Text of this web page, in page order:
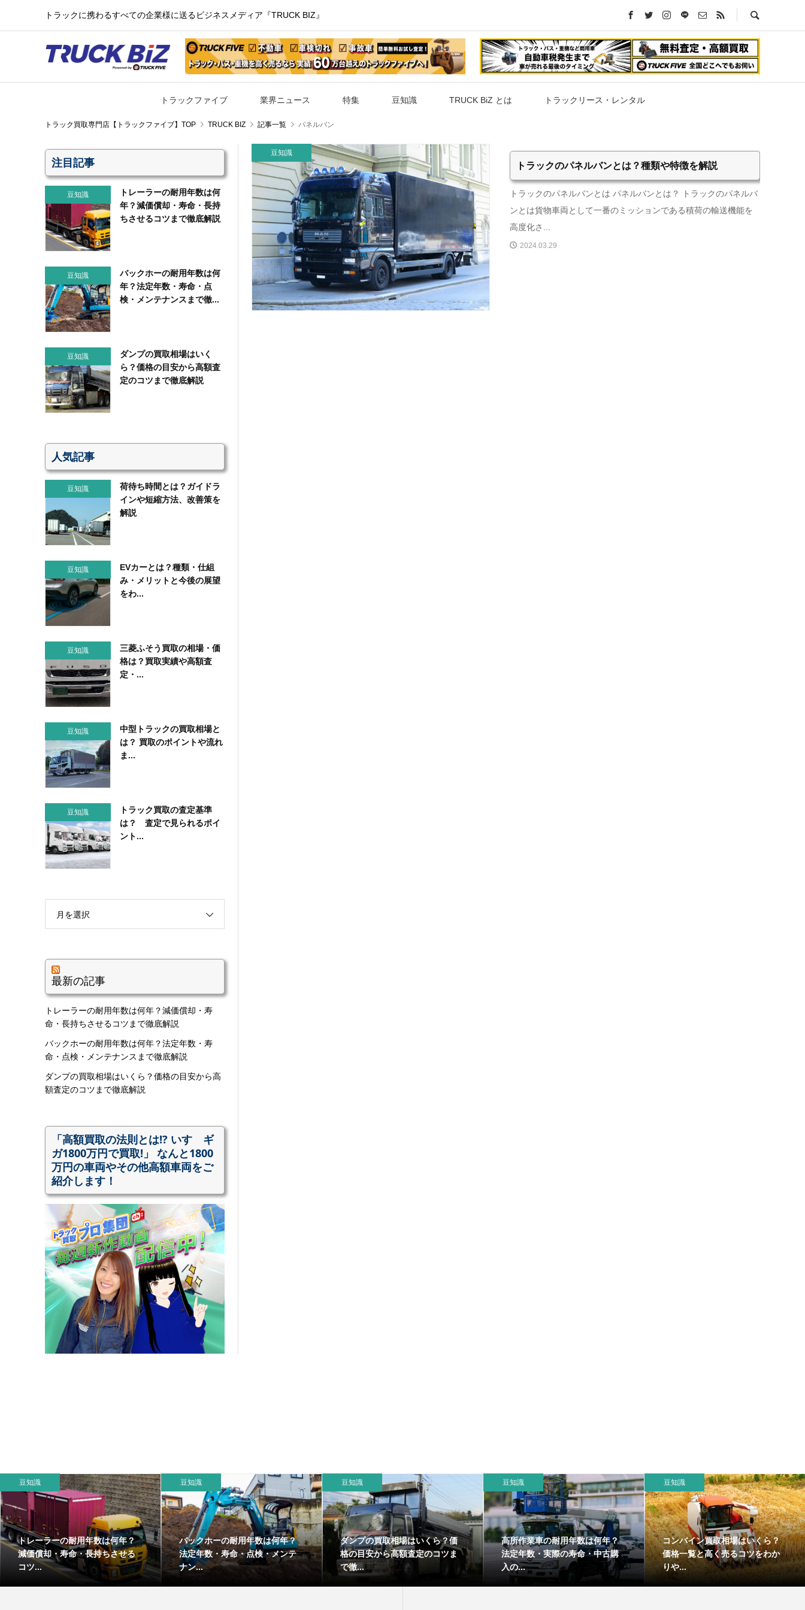
トラックに携わるすべての企業様に送るビジネスメディア『TRUCK BIZ』
トラックファイブ 業界ニュース 特集 豆知識 TRUCK BiZ とは トラックリース・レンタル
TRUCK BIZ 記事一覧 パネルバン
豆知識
トラックのパネルバンとは？種類や特徴を解説
トラックのパネルバンとは パネルバンとは？ トラックのパネルバ
ンとは貨物車両として一番のミッションである積荷の輸送機能を
高度化さ...
2024.03.29
注目記事
豆知識
トレーラーの耐用年数は何
年？減価償却・寿命・長持
ちさせるコツまで徹底解説
豆知識
バックホーの耐用年数は何
年？法定年数・寿命・点
検・メンテナンスまで徹...
豆知識
ダンプの買取相場はいく
ら？価格の目安から高額査
定のコツまで徹底解説
人気記事
豆知識
荷待ち時間とは？ガイドラ
インや短縮方法、改善策を
解説
豆知識
EVカーとは？種類・仕組
み・メリットと今後の展望
をわ...
豆知識
三菱ふそう買取の相場・価
格は？買取実績や高額査
定・...
豆知識
中型トラックの買取相場と
は？ 買取のポイントや流れ
ま...
豆知識
トラック買取の査定基準
は？ 査定で見られるポイ
ント...
月を選択
最新の記事
トレーラーの耐用年数は何年？減価償却・寿
命・長持ちさせるコツまで徹底解説
バックホーの耐用年数は何年？法定年数・寿
命・点検・メンテナンスまで徹底解説
ダンプの買取相場はいくら？価格の目安から高
額査定のコツまで徹底解説
「高額買取の法則とは!? いすゞギ
ガ1800万円で買取!」 なんと1800
万円の車両やその他高額車両をご
紹介します！
豆知識
トレーラーの耐用年数は何年？
減価償却・寿命・長持ちさせる
コツ...
豆知識
バックホーの耐用年数は何年？
法定年数・寿命・点検・メンテ
ナン...
豆知識
ダンプの買取相場はいくら？価
格の目安から高額査定のコツま
で徹...
豆知識
高所作業車の耐用年数は何年？
法定年数・実際の寿命・中古購
入の...
豆知識
コンバイン買取相場はいくら？
価格一覧と高く売るコツをわか
りや...